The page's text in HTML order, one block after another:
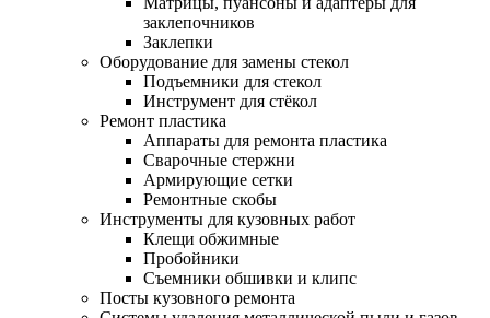
заклепочников
Заклепки
Оборудование для замены стекол
Подъемники для стекол
Инструмент для стёкол
Ремонт пластика
Аппараты для ремонта пластика
Сварочные стержни
Армирующие сетки
Ремонтные скобы
Инструменты для кузовных работ
Клещи обжимные
Пробойники
Съемники обшивки и клипс
Посты кузовного ремонта